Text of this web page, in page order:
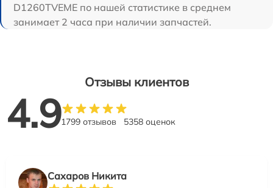
D1260TVEME по нашей статистике в среднем
занимает 2 часа при наличии запчастей.
Отзывы клиентов
4.91799 отзывов 5358 оценок
Сахаров Никита